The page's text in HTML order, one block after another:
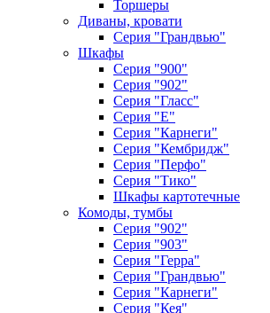
Торшеры
Диваны, кровати
Серия "Грандвью"
Шкафы
Серия "900"
Серия "902"
Серия "Гласс"
Серия "Е"
Серия "Карнеги"
Серия "Кембридж"
Серия "Перфо"
Серия "Тико"
Шкафы картотечные
Комоды, тумбы
Серия "902"
Серия "903"
Серия "Герра"
Серия "Грандвью"
Серия "Карнеги"
Серия "Кея"